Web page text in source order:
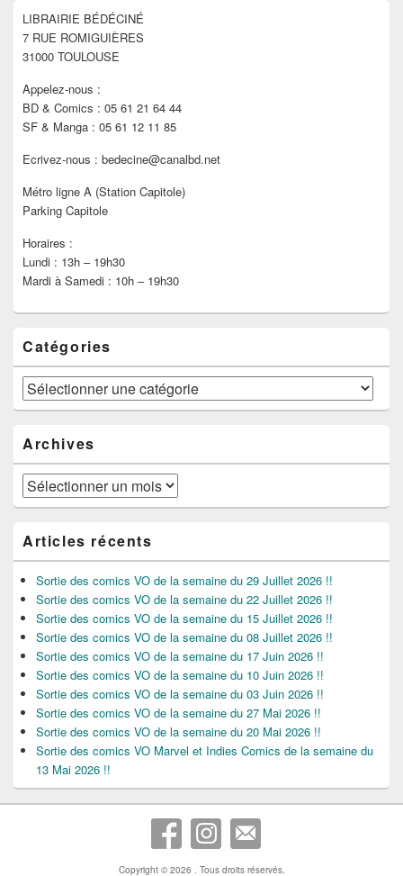
barre
latérale
LIBRAIRIE BÉDÉCINÉ
7 RUE ROMIGUIÈRES
31000 TOULOUSE
Appelez-nous :
BD & Comics : 05 61 21 64 44
SF & Manga : 05 61 12 11 85
Ecrivez-nous : bedecine@canalbd.net
Métro ligne A (Station Capitole)
Parking Capitole
Horaires :
Lundi : 13h – 19h30
Mardi à Samedi : 10h – 19h30
Catégories
Catégories
Archives
Archives
Articles récents
Sortie des comics VO de la semaine du 29 Juillet 2026 !!
Sortie des comics VO de la semaine du 22 Juillet 2026 !!
Sortie des comics VO de la semaine du 15 Juillet 2026 !!
Sortie des comics VO de la semaine du 08 Juillet 2026 !!
Sortie des comics VO de la semaine du 17 Juin 2026 !!
Sortie des comics VO de la semaine du 10 Juin 2026 !!
Sortie des comics VO de la semaine du 03 Juin 2026 !!
Sortie des comics VO de la semaine du 27 Mai 2026 !!
Sortie des comics VO de la semaine du 20 Mai 2026 !!
Sortie des comics VO Marvel et Indies Comics de la semaine du
13 Mai 2026 !!
Copyright © 2026 . Tous droits réservés.